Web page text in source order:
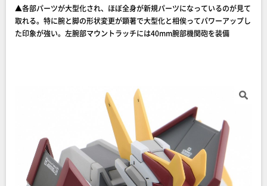
▲各部パーツが大型化され、ほぼ全身が新規パーツになっているのが見て
取れる。特に腕と脚の形状変更が顕著で大型化と相俟ってパワーアップし
た印象が強い。左腕部マウントラッチには40mm腕部機関砲を装備